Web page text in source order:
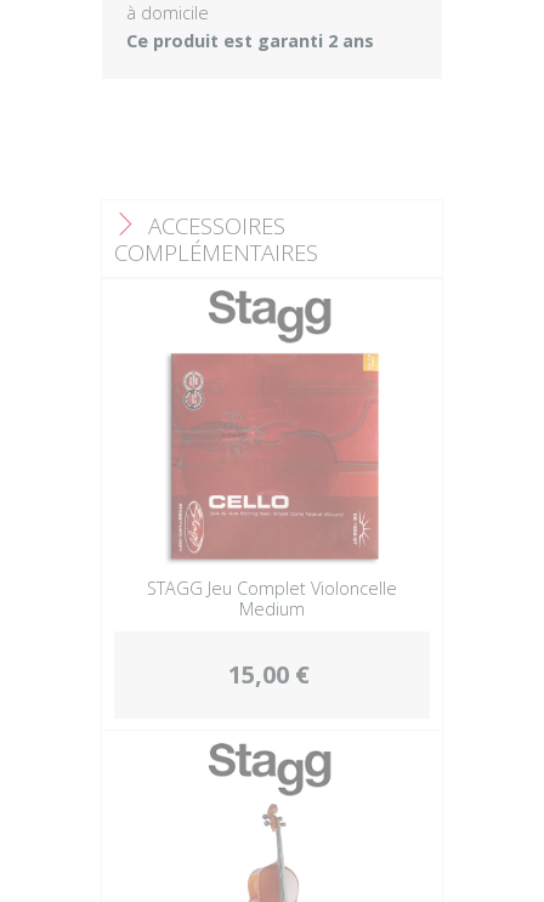
à domicile
Ce produit est garanti 2 ans
F ACCESSOIRES
COMPLÉMENTAIRES
STAGG Jeu Complet Violoncelle
Medium
15,00 €